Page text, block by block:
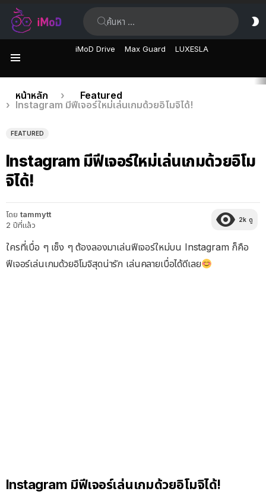
iMoD Drive Max Guard LUXESLA
เรื่อง
ล่าสุด
คุณอยู่ที่นี่:
หน้าหลัก
Featured
Instagram มีฟีเจอร์ใหม่เล่นเกมด้วยอิโมจิได้!
FEATURED
Instagram มีฟีเจอร์ใหม่เล่นเกมด้วยอิโม
จิได้!
โดย tammytt
2 ปีที่แล้ว
2k ดู
ใครที่เบื่อ ๆ เซ็ง ๆ ต้องลองมาเล่นฟีเจอร์ใหม่บน Instagram ก็คือ
ฟีเจอร์เล่นเกมด้วยอิโมจิสุดน่ารัก เล่นคลายเบื่อได้ดีเลย
Instagram มีฟีเจอร์เล่นเกมด้วยอิโมจิได้!